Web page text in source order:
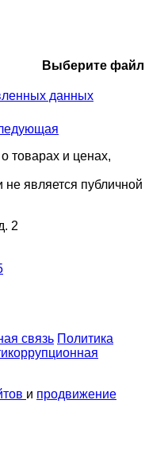
Выберите файл
данных
товарах и ценах,
является публичной
2
связь Политика
и продвижение